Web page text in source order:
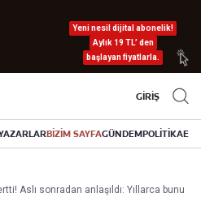
Yeni nesil dijital abonelik!
Aylık 19 TL’ den
başlayan fiyatlarla.
GİRİŞ
BİZİM SAYFAGÜNDEMPOLİTİKA
Aslı sonradan anlaşıldı: Yıllarca bunu